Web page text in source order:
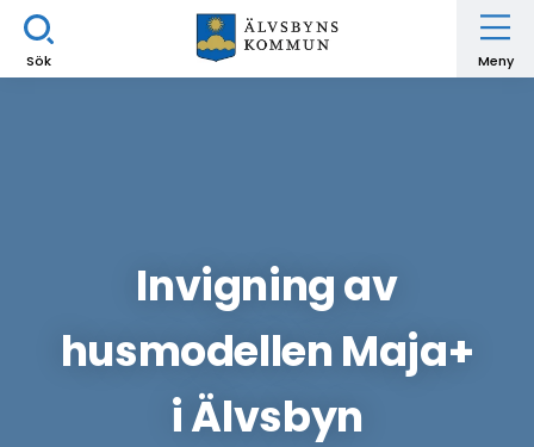
Sök Meny
Invigning av
husmodellen Maja+
i Älvsbyn